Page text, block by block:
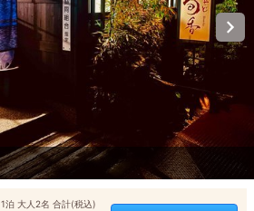
1泊 大人2名 合計(税込)